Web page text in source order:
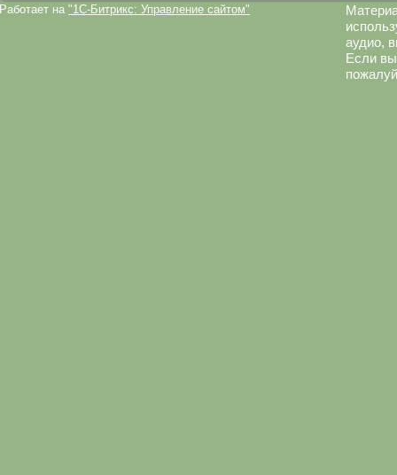
Работает на "1C-Битрикс: Управление сайтом"
аудио,
Если вы